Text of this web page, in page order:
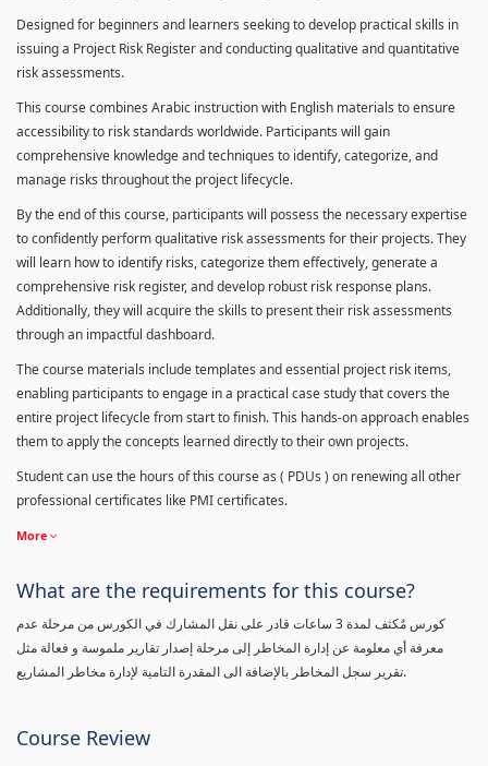
Designed for beginners and learners seeking to develop practical skills in
issuing a Project Risk Register and conducting qualitative and quantitative
risk assessments.
This course combines Arabic instruction with English materials to ensure
accessibility to risk standards worldwide. Participants will gain
comprehensive knowledge and techniques to identify, categorize, and
manage risks throughout the project lifecycle.
By the end of this course, participants will possess the necessary expertise
to confidently perform qualitative risk assessments for their projects. They
will learn how to identify risks, categorize them effectively, generate a
comprehensive risk register, and develop robust risk response plans.
Additionally, they will acquire the skills to present their risk assessments
through an impactful dashboard.
The course materials include templates and essential project risk items,
enabling participants to engage in a practical case study that covers the
entire project lifecycle from start to finish. This hands-on approach enables
them to apply the concepts learned directly to their own projects.
Student can use the hours of this course as ( PDUs ) on renewing all other
professional certificates like PMI certificates.
More
What are the requirements for this course?
كورس مٌكثف لمدة 3 ساعات قادر على نقل المشارك في الكورس من مرحلة عدم
معرفة أي معلومة عن إدارة المخاطر إلى مرحلة إصدار تقارير ملموسة و فعالة مثل
تقرير سجل المخاطر بالإضافة الى المقدرة التامية لإدارة مخاطر المشاريع.
Course Review